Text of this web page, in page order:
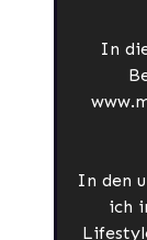
In
In den
ich